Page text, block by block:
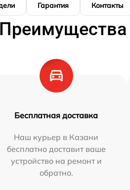
Гарантия Контакты
Преимущества
Бесплатная доставка
Наш курьер в Казани
бесплатно доставит ваше
устройство на ремонт и
обратно.